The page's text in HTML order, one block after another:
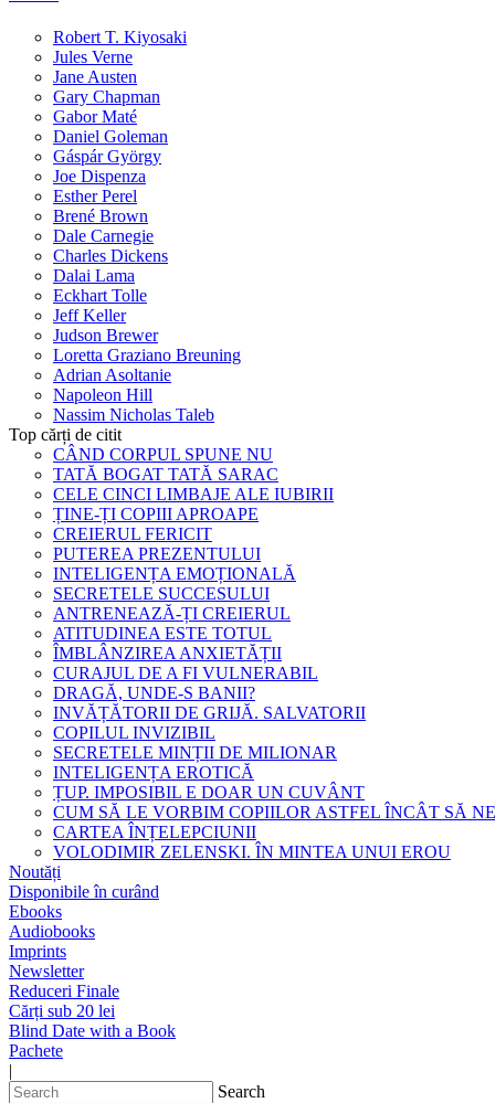
Robert T. Kiyosaki
Jules Verne
Jane Austen
Gary Chapman
Gabor Maté
Daniel Goleman
Gáspár György
Joe Dispenza
Esther Perel
Brené Brown
Dale Carnegie
Charles Dickens
Dalai Lama
Eckhart Tolle
Jeff Keller
Judson Brewer
Loretta Graziano Breuning
Adrian Asoltanie
Napoleon Hill
Nassim Nicholas Taleb
Top cărți de citit
CÂND CORPUL SPUNE NU
TATĂ BOGAT TATĂ SARAC
CELE CINCI LIMBAJE ALE IUBIRII
ȚINE-ȚI COPIII APROAPE
CREIERUL FERICIT
PUTEREA PREZENTULUI
INTELIGENȚA EMOȚIONALĂ
SECRETELE SUCCESULUI
ANTRENEAZĂ-ȚI CREIERUL
ATITUDINEA ESTE TOTUL
ÎMBLÂNZIREA ANXIETĂȚII
CURAJUL DE A FI VULNERABIL
DRAGĂ, UNDE-S BANII?
INVĂȚĂTORII DE GRIJĂ. SALVATORII
COPILUL INVIZIBIL
SECRETELE MINȚII DE MILIONAR
INTELIGENȚA EROTICĂ
ȚUP. IMPOSIBIL E DOAR UN CUVÂNT
CUM SĂ LE VORBIM COPIILOR ASTFEL ÎNCÂT SĂ
CARTEA ÎNȚELEPCIUNII
VOLODIMIR ZELENSKI. ÎN MINTEA UNUI EROU
Noutăți
Disponibile în curând
Ebooks
Audiobooks
Imprints
Newsletter
Reduceri Finale
Cărți sub 20 lei
Blind Date with a Book
Pachete
|
Search